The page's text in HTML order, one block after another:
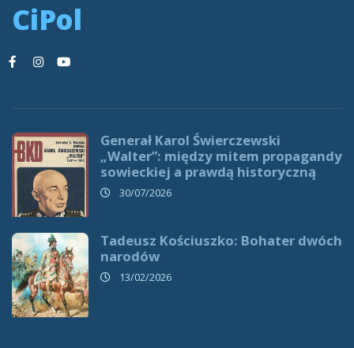
CiPol
Generał Karol Świerczewski
„Walter”: między mitem propagandy
sowieckiej a prawdą historyczną
30/07/2026
Tadeusz Kościuszko: Bohater dwóch
narodów
13/02/2026